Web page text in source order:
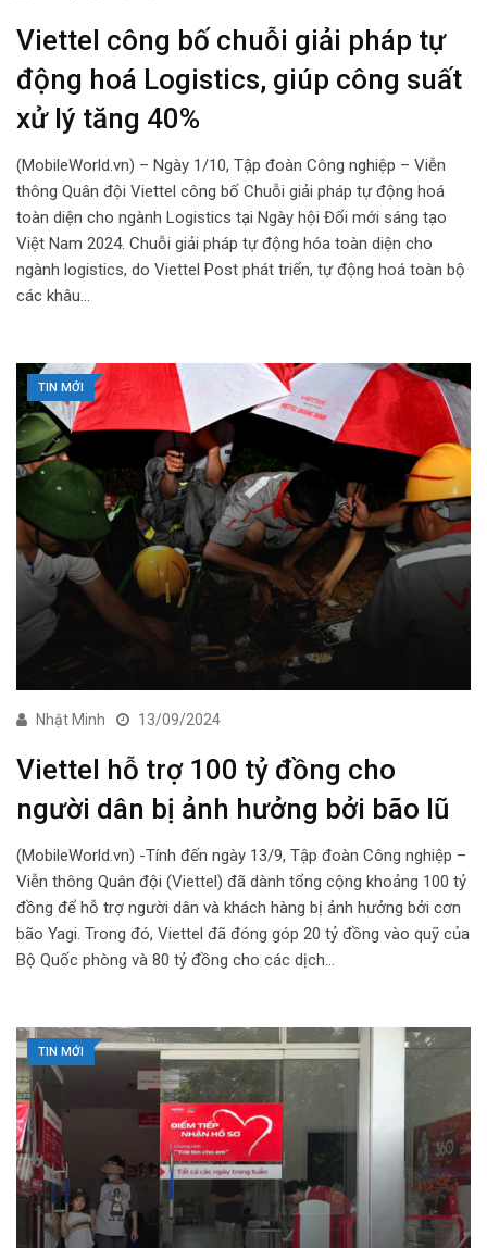
Viettel công bố chuỗi giải pháp tự
động hoá Logistics, giúp công suất
xử lý tăng 40%
(MobileWorld.vn) – Ngày 1/10, Tập đoàn Công nghiệp – Viễn
thông Quân đội Viettel công bố Chuỗi giải pháp tự động hoá
toàn diện cho ngành Logistics tại Ngày hội Đổi mới sáng tạo
Việt Nam 2024. Chuỗi giải pháp tự động hóa toàn diện cho
ngành logistics, do Viettel Post phát triển, tự động hoá toàn bộ
các khâu…
TIN MỚI
Nhật Minh 13/09/2024
Viettel hỗ trợ 100 tỷ đồng cho
người dân bị ảnh hưởng bởi bão lũ
(MobileWorld.vn) -Tính đến ngày 13/9, Tập đoàn Công nghiệp –
Viễn thông Quân đội (Viettel) đã dành tổng cộng khoảng 100 tỷ
đồng để hỗ trợ người dân và khách hàng bị ảnh hưởng bởi cơn
bão Yagi. Trong đó, Viettel đã đóng góp 20 tỷ đồng vào quỹ của
Bộ Quốc phòng và 80 tỷ đồng cho các dịch…
TIN MỚI